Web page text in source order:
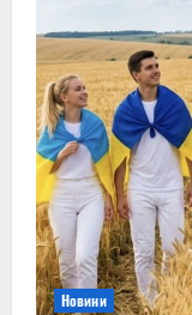
Новини